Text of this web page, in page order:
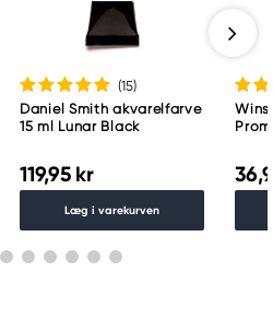
1-4-4 Higashiyama,
(15)
Daniel Smith akvarelfarve
15 ml Lunar Black
119,95 kr
Læg i varekurven